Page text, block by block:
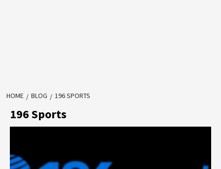
HOME BLOG 196 SPORTS
196 Sports